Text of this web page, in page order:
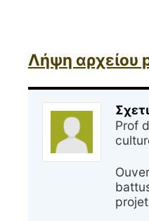
Λήψη αρχείου
Prof